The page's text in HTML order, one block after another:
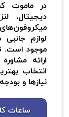
در ماموت
دیجیتال،
لوازم
موجود است.
ارائه
انتخاب
نیازها و